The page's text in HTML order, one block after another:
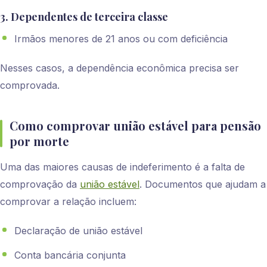
3. Dependentes de terceira classe
Irmãos menores de 21 anos ou com deficiência
Nesses casos, a dependência econômica precisa ser
comprovada.
Como comprovar união estável para pensão
por morte
Uma das maiores causas de indeferimento é a falta de
comprovação da união estável. Documentos que ajudam a
comprovar a relação incluem:
Declaração de união estável
Conta bancária conjunta